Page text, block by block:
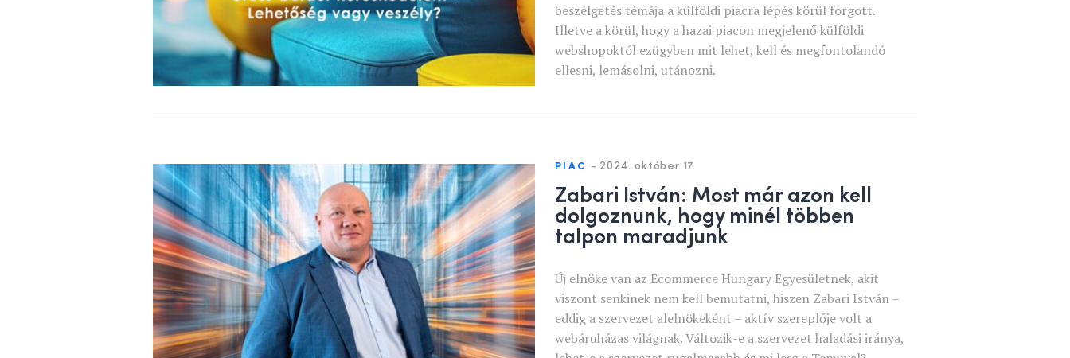
beszélgetés témája a külföldi piacra lépés körül forgott.
Illetve a körül, hogy a hazai piacon megjelenő külföldi
webshopoktól ezügyben mit lehet, kell és megfontolandó
ellesni, lemásolni, utánozni.
PIAC - 2024. október 17.
Zabari István: Most már azon kell
dolgoznunk, hogy minél többen
talpon maradjunk
Új elnöke van az Ecommerce Hungary Egyesületnek, akit
viszont senkinek nem kell bemutatni, hiszen Zabari István –
eddig a szervezet alelnökeként – aktív szereplője volt a
webáruházas világnak. Változik-e a szervezet haladási iránya,